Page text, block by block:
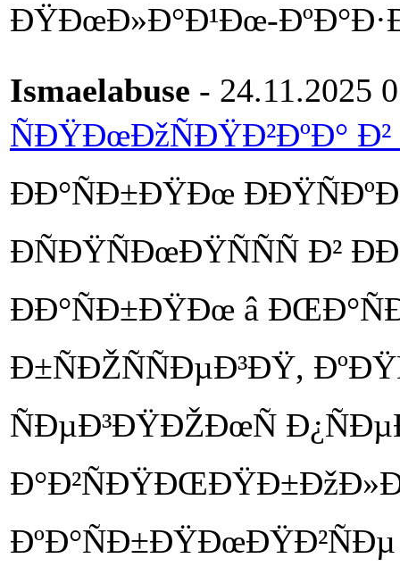
ÐŸÐœÐ»Ð°Ð¹Ðœ-
Ismaelabuse - 24.11.2025
ÑÐŸÐœÐžÑÐŸÐ²ÐºÐ°
ÐÐ°ÑÐ±ÐŸÐœ
ÐÑÐŸÑÐœÐŸÑÑÑ Ð²
ÐÐ°ÑÐ±ÐŸÐœ â
Ð±ÑÐŽÑÑÐµÐ³ÐŸ,
ÑÐµÐ³ÐŸÐŽÐœÑ